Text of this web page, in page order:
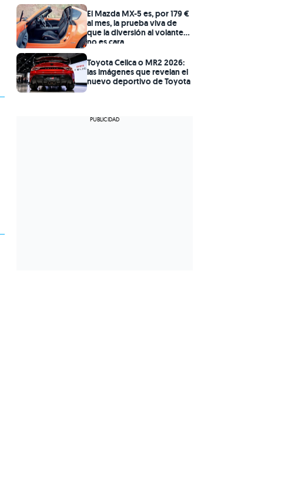
El Mazda MX-5 es, por 179 €
al mes, la prueba viva de
que la diversión al volante
no es cara
Toyota Celica o MR2 2026:
las imágenes que revelan el
nuevo deportivo de Toyota